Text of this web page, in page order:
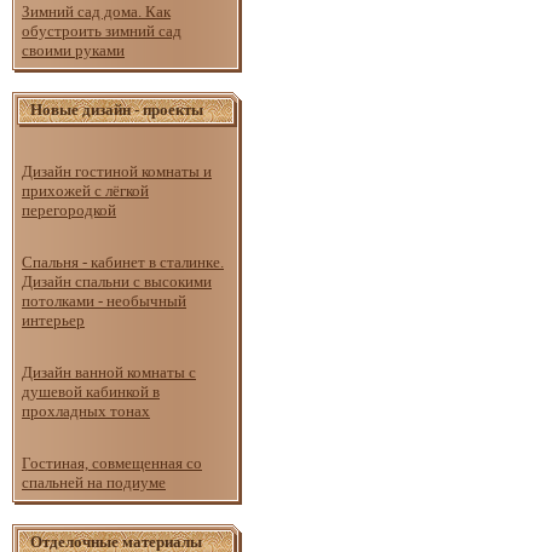
Зимний сад дома. Как
обустроить зимний сад
своими руками
Новые дизайн - проекты
Дизайн гостиной комнаты и
прихожей с лёгкой
перегородкой
Спальня - кабинет в сталинке.
Дизайн спальни с высокими
потолками - необычный
интерьер
Дизайн ванной комнаты с
душевой кабинкой в
прохладных тонах
Гостиная, совмещенная со
спальней на подиуме
Отделочные материалы